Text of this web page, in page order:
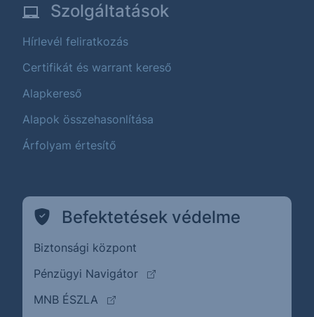
Szolgáltatások
Hírlevél feliratkozás
Certifikát és warrant kereső
Alapkereső
Alapok összehasonlítása
Árfolyam értesítő
Befektetések védelme
Biztonsági központ
Pénzügyi Navigátor
(külső oldalra ugrik)
MNB ÉSZLA
(külső oldalra ugrik)